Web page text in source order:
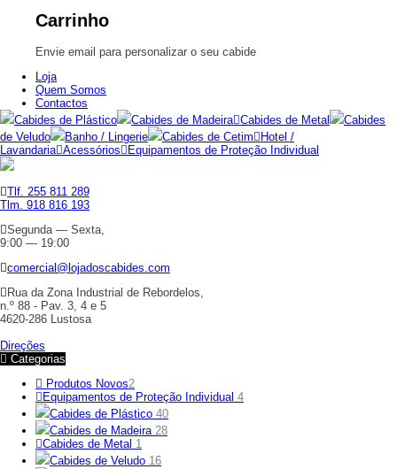
Carrinho
Envie email para personalizar o seu cabide
Loja
Quem Somos
Contactos
Cabides de Plástico
Cabides de Madeira Cabides de Metal
Cabides
de Veludo
Banho / Lingerie Cabides de Cetim
Hotel /
Lavandaria Acessórios Equipamentos de Proteção Individual
Tlf. 255 811 289
Tlm. 918 816 193
Segunda — Sexta,
9:00 — 19:00
comercial@lojadoscabides.com
Rua da Zona Industrial de Rebordelos,
n.º 88 - Pav. 3, 4 e 5
4620-286 Lustosa
Direções
Categorias
Produtos Novos2
Equipamentos de Proteção Individual 4
Cabides de Plástico 40
Cabides de Madeira 28
Cabides de Metal 1
Cabides de Veludo 16